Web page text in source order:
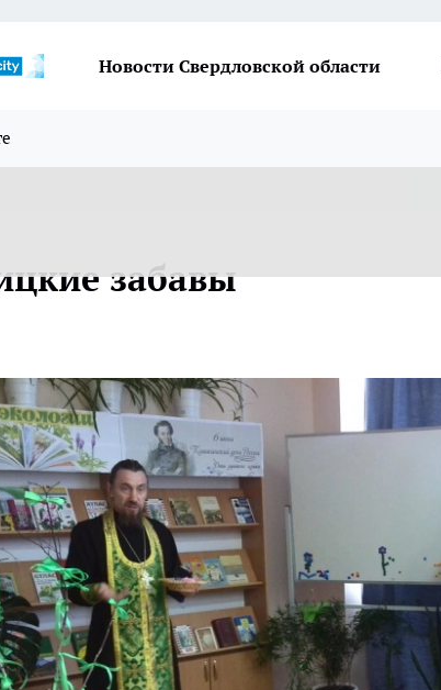
Новости Свердловской области
забавы